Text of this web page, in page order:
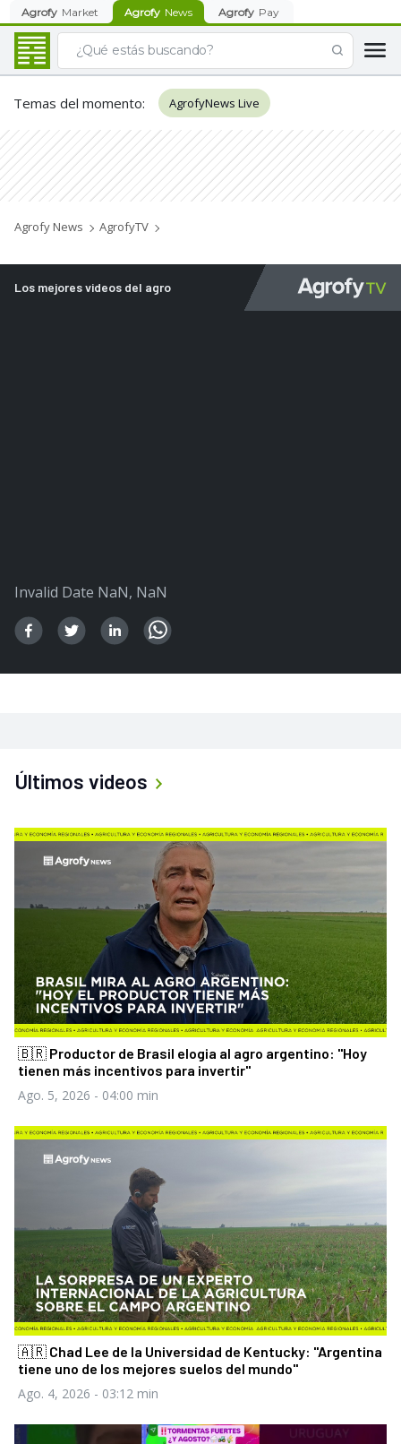
Agrofy Market Agrofy News Agrofy Pay
Temas del momento: AgrofyNews Live
Agrofy News AgrofyTV
Los mejores videos del agro
Invalid Date NaN, NaN
Últimos videos
🇧🇷 Productor de Brasil elogia al agro argentino: "Hoy
tienen más incentivos para invertir"
Ago. 5, 2026 - 04:00 min
🇦🇷 Chad Lee de la Universidad de Kentucky: "Argentina
tiene uno de los mejores suelos del mundo"
Ago. 4, 2026 - 03:12 min